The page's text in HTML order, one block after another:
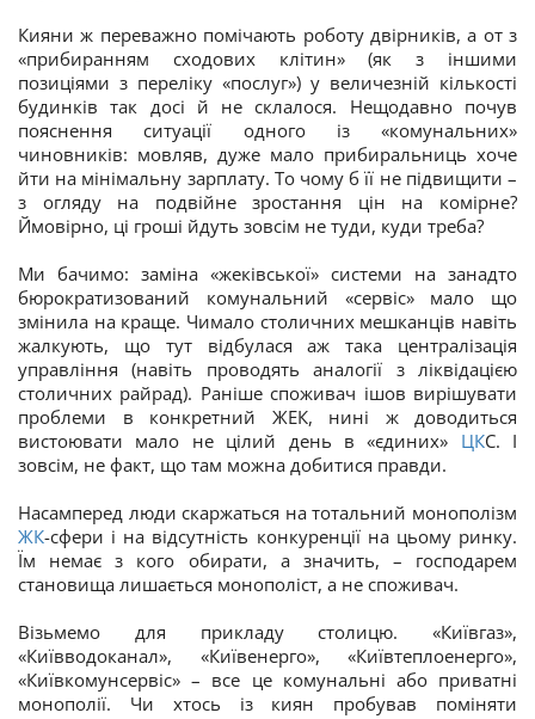
Кияни ж переважно помічають роботу двірників, а от з
«прибиранням сходових клітин» (як з іншими
позиціями з переліку «послуг») у величезній кількості
будинків так досі й не склалося. Нещодавно почув
пояснення ситуації одного із «комунальних»
чиновників: мовляв, дуже мало прибиральниць хоче
йти на мінімальну зарплату. То чому б її не підвищити –
з огляду на подвійне зростання цін на комірне?
Ймовірно, ці гроші йдуть зовсім не туди, куди треба?
Ми бачимо: заміна «жеківської» системи на занадто
бюрократизований комунальний «сервіс» мало що
змінила на краще. Чимало столичних мешканців навіть
жалкують, що тут відбулася аж така централізація
управління (навіть проводять аналогії з ліквідацією
столичних райрад). Раніше споживач ішов вирішувати
проблеми в конкретний ЖЕК, нині ж доводиться
вистоювати мало не цілий день в «єдиних» ЦКС. І
зовсім, не факт, що там можна добитися правди.
Насамперед люди скаржаться на тотальний монополізм
ЖК-сфери і на відсутність конкуренції на цьому ринку.
Їм немає з кого обирати, а значить, – господарем
становища лишається монополіст, а не споживач.
Візьмемо для прикладу столицю. «Київгаз»,
«Київводоканал», «Київенерго», «Київтеплоенерго»,
«Київкомунсервіс» – все це комунальні або приватні
монополії. Чи хтось із киян пробував поміняти